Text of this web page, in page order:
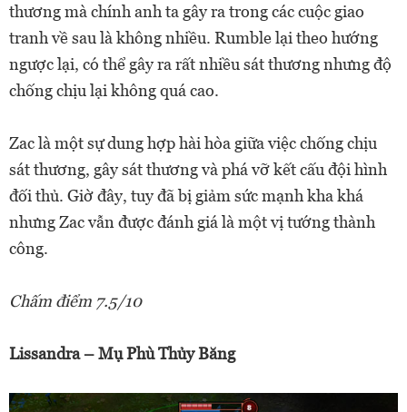
thương mà chính anh ta gây ra trong các cuộc giao
tranh về sau là không nhiều. Rumble lại theo hướng
ngược lại, có thể gây ra rất nhiều sát thương nhưng độ
chống chịu lại không quá cao.
Zac là một sự dung hợp hài hòa giữa việc chống chịu
sát thương, gây sát thương và phá vỡ kết cấu đội hình
đối thủ. Giờ đây, tuy đã bị giảm sức mạnh kha khá
nhưng Zac vẫn được đánh giá là một vị tướng thành
công.
Chấm điểm 7.5/10
Lissandra – Mụ Phù Thủy Băng